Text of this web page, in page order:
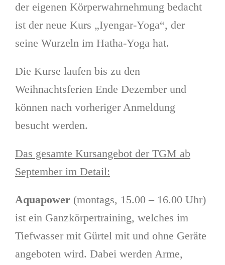
der eigenen Körperwahrnehmung bedacht
ist der neue Kurs „Iyengar-Yoga“, der
seine Wurzeln im Hatha-Yoga hat.
Die Kurse laufen bis zu den
Weihnachtsferien Ende Dezember und
können nach vorheriger Anmeldung
besucht werden.
Das gesamte Kursangebot der TGM ab
September im Detail:
Aquapower(montags, 15.00 – 16.00 Uhr)
ist ein Ganzkörpertraining, welches im
Tiefwasser mit Gürtel mit und ohne Geräte
angeboten wird. Dabei werden Arme,